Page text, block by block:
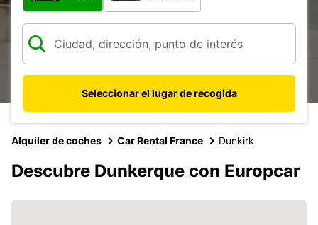
Seleccionar el lugar de recogida
Alquiler de coches Car Rental France Dunkirk
Descubre Dunkerque con Europcar